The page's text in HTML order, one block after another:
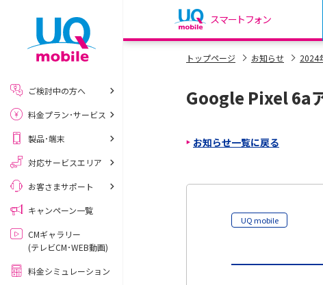
スマートフォン
my UQ WiMAX
My UQ mobile
UQ mobile
トップページ お知らせ 2024
Google Pixel 6a
お知らせ一覧に戻る
UQ mobile
ご検討中の方へ
料金プラン･サービス
製品･端末
対応サービスエリア
お客さまサポート
キャンペーン一覧
CMギャラリー
(テレビCM･WEB動画)
料金シミュレーション